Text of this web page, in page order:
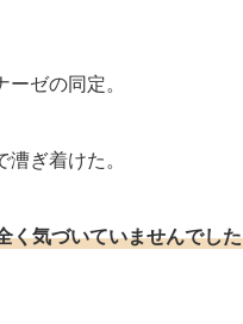
ゼの同定。
ぎ着けた。
く気づいていませんでした